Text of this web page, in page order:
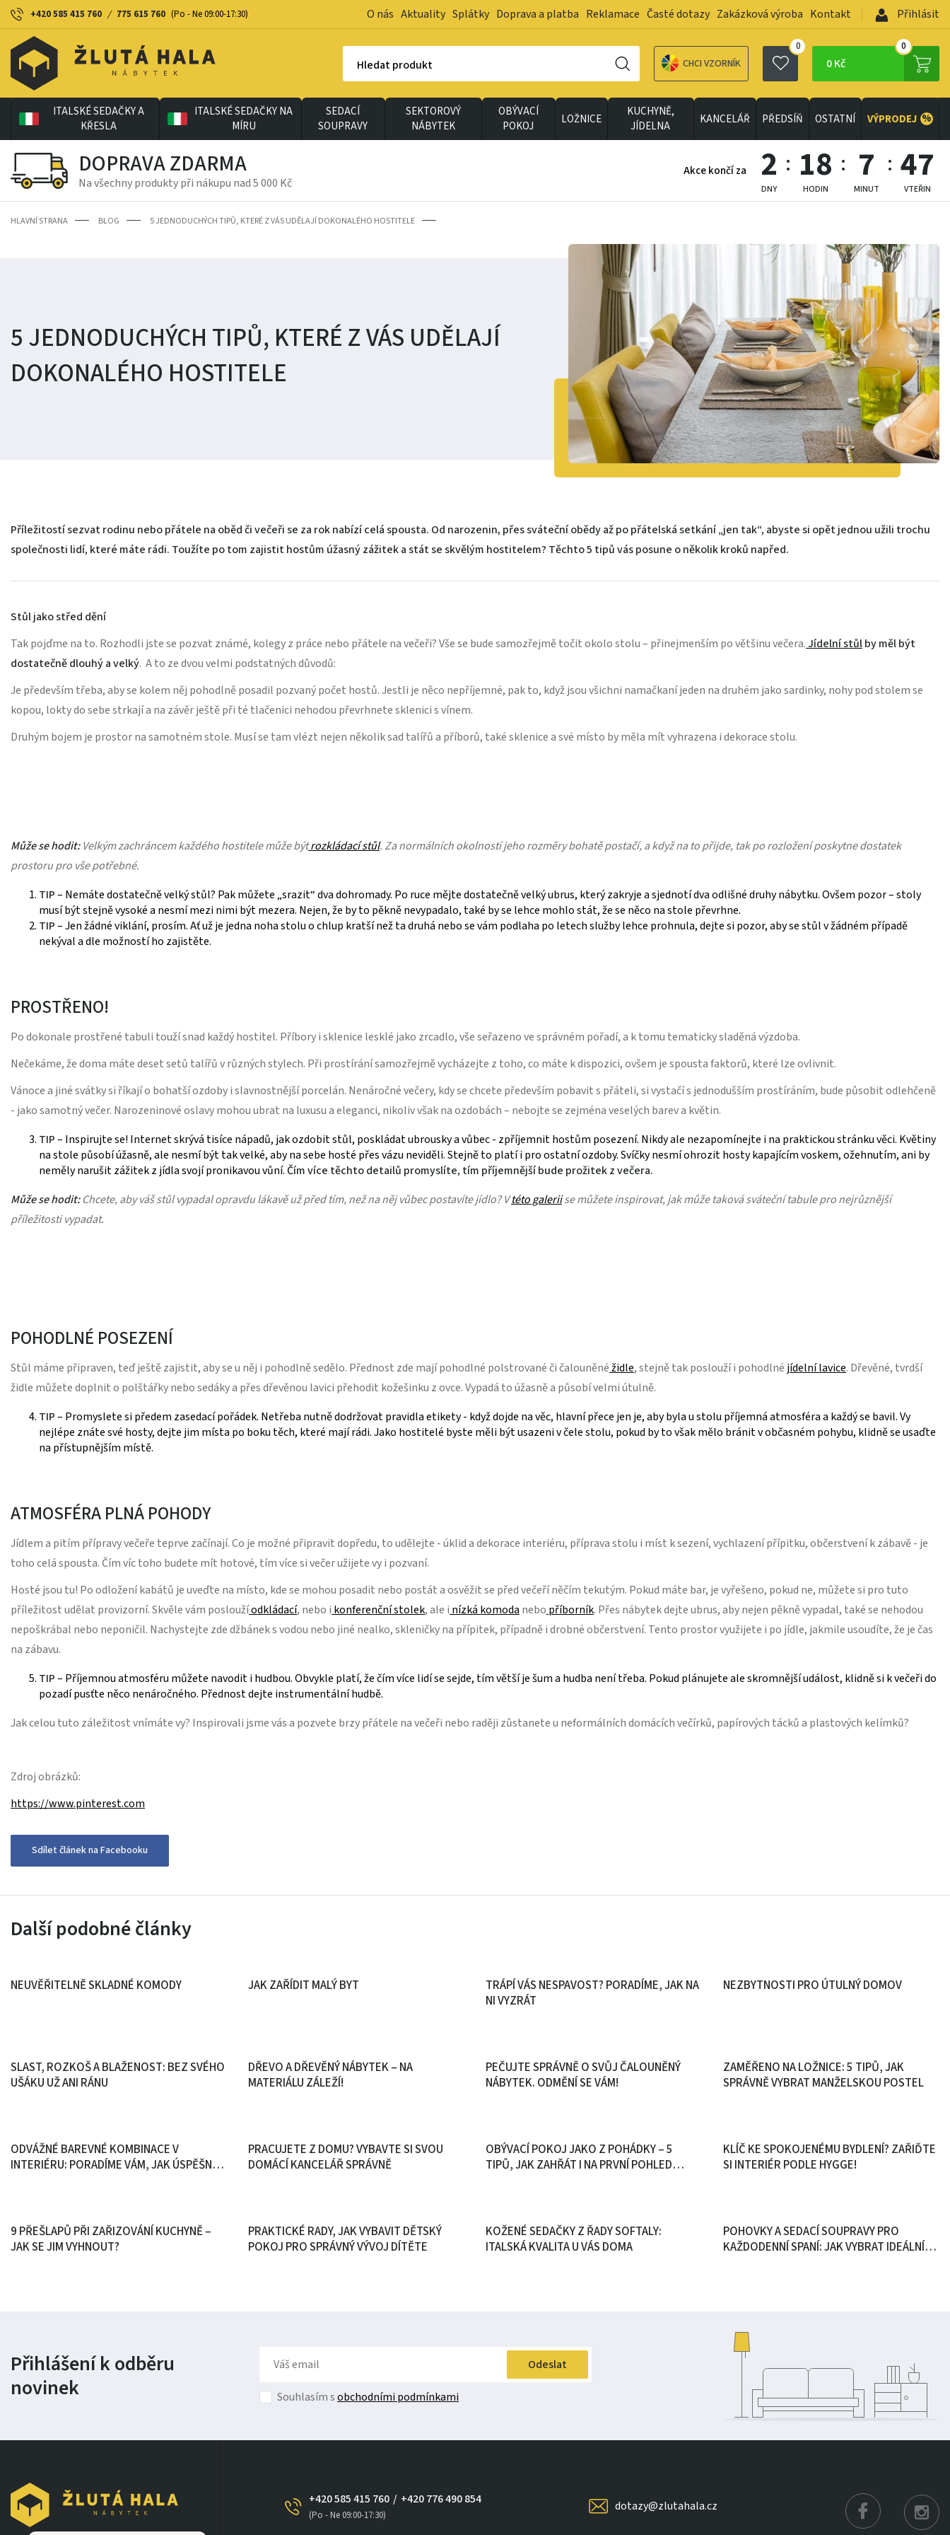
+420 585 415 760 / 775 615 760 (Po - Ne 09:00-17:30) O nás Aktuality Splátky Doprava a platba Reklamace Časté dotazy Zakázková výroba Kontakt Přihlásit
Hledat produkt CHCI VZORNÍK
0
0 Kč
0
ITALSKÉ SEDAČKY A
KŘESLA
ITALSKÉ SEDAČKY NA
MÍRU
SEDACÍ
SOUPRAVY
SEKTOROVÝ
NÁBYTEK
OBÝVACÍ
POKOJ
LOŽNICE
KUCHYNĚ,
JÍDELNA
KANCELÁŘ PŘEDSÍŇ OSTATNÍ VÝPRODEJ %
DOPRAVA ZDARMA
Na všechny produkty při nákupu nad 5 000 Kč
Akce končí za 2
DNY
18
HODIN
7
MINUT
46
VTEŘIN
HLAVNÍ STRANA BLOG 5 JEDNODUCHÝCH TIPŮ, KTERÉ Z VÁS UDĚLAJÍ DOKONALÉHO HOSTITELE
5 JEDNODUCHÝCH TIPŮ, KTERÉ Z VÁS UDĚLAJÍ
DOKONALÉHO HOSTITELE
Příležitostí sezvat rodinu nebo přátele na oběd či večeři se za rok nabízí celá spousta. Od narozenin, přes sváteční obědy až po přátelská setkání „jen tak“, abyste si opět jednou užili trochu
společnosti lidí, které máte rádi. Toužíte po tom zajistit hostům úžasný zážitek a stát se skvělým hostitelem? Těchto 5 tipů vás posune o několik kroků napřed.
Stůl jako střed dění
Tak pojďme na to. Rozhodli jste se pozvat známé, kolegy z práce nebo přátele na večeři? Vše se bude samozřejmě točit okolo stolu – přinejmenším po většinu večera.Jídelní stůlby měl být
dostatečně dlouhý a velký. A to ze dvou velmi podstatných důvodů:
Je především třeba, aby se kolem něj pohodlně posadil pozvaný počet hostů. Jestli je něco nepříjemné, pak to, když jsou všichni namačkaní jeden na druhém jako sardinky, nohy pod stolem se
kopou, lokty do sebe strkají a na závěr ještě při té tlačenici nehodou převrhnete sklenici s vínem.
Druhým bojem je prostor na samotném stole. Musí se tam vlézt nejen několik sad talířů a příborů, také sklenice a své místo by měla mít vyhrazena i dekorace stolu.
Může se hodit:Velkým zachráncem každého hostitele může býtrozkládací stůl. Za normálních okolností jeho rozměry bohatě postačí, a když na to přijde, tak po rozložení poskytne dostatek
prostoru pro vše potřebné.
TIP– Nemáte dostatečně velký stůl? Pak můžete „srazit“ dva dohromady. Po ruce mějte dostatečně velký ubrus, který zakryje a sjednotí dva odlišné druhy nábytku. Ovšem pozor – stoly
musí být stejně vysoké a nesmí mezi nimi být mezera. Nejen, že by to pěkně nevypadalo, také by se lehce mohlo stát, že se něco na stole převrhne.
TIP– Jen žádné viklání, prosím. Ať už je jedna noha stolu o chlup kratší než ta druhá nebo se vám podlaha po letech služby lehce prohnula, dejte si pozor, aby se stůl v žádném případě
nekýval a dle možností ho zajistěte.
PROSTŘENO!
Po dokonale prostřené tabuli touží snad každý hostitel. Příbory i sklenice lesklé jako zrcadlo, vše seřazeno ve správném pořadí, a k tomu tematicky sladěná výzdoba.
Nečekáme, že doma máte deset setů talířů v různých stylech. Při prostírání samozřejmě vycházejte z toho, co máte k dispozici, ovšem je spousta faktorů, které lze ovlivnit.
Vánoce a jiné svátky si říkají o bohatší ozdoby i slavnostnější porcelán. Nenáročné večery, kdy se chcete především pobavit s přáteli, si vystačí s jednodušším prostíráním, bude působit odlehčeně
- jako samotný večer. Narozeninové oslavy mohou ubrat na luxusu a eleganci, nikoliv však na ozdobách – nebojte se zejména veselých barev a květin.
TIP– Inspirujte se! Internet skrývá tisíce nápadů, jak ozdobit stůl, poskládat ubrousky a vůbec - zpříjemnit hostům posezení. Nikdy ale nezapomínejte i na praktickou stránku věci. Květiny
na stole působí úžasně, ale nesmí být tak velké, aby na sebe hosté přes vázu neviděli. Stejně to platí i pro ostatní ozdoby. Svíčky nesmí ohrozit hosty kapajícím voskem, ožehnutím, ani by
neměly narušit zážitek z jídla svojí pronikavou vůní.Čím více těchto detailů promyslíte, tím příjemnější bude prožitek z večera.
Může se hodit:Chcete, aby váš stůl vypadal opravdu lákavě už před tím, než na něj vůbec postavíte jídlo? Vtéto galeriise můžete inspirovat, jak může taková sváteční tabule pro nejrůznější
příležitosti vypadat.
POHODLNÉ POSEZENÍ
Stůl máme připraven, teď ještě zajistit, aby se u něj i pohodlně sedělo. Přednost zde mají pohodlné polstrované či čalouněnéžidle, stejně tak poslouží i pohodlné jídelní lavice. Dřevěné, tvrdší
židle můžete doplnit o polštářky nebo sedáky a přes dřevěnou lavici přehodit kožešinku z ovce. Vypadá to úžasně a působí velmi útulně.
TIP– Promyslete si předem zasedací pořádek. Netřeba nutně dodržovat pravidla etikety - když dojde na věc, hlavní přece jen je, aby byla u stolu příjemná atmosféra a každý se bavil. Vy
nejlépe znáte své hosty, dejte jim místa po boku těch, které mají rádi. Jako hostitelé byste měli být usazeni v čele stolu, pokud by to však mělo bránit v občasném pohybu, klidně se usaďte
na přístupnějším místě.
ATMOSFÉRA PLNÁ POHODY
Jídlem a pitím přípravy večeře teprve začínají. Co je možné připravit dopředu, to udělejte - úklid a dekorace interiéru, příprava stolu i míst k sezení, vychlazení přípitku, občerstvení k zábavě - je
toho celá spousta. Čím víc toho budete mít hotové, tím více si večer užijete vy i pozvaní.
Hosté jsou tu! Po odložení kabátů je uveďte na místo, kde se mohou posadit nebo postát a osvěžit se před večeří něčím tekutým. Pokud máte bar, je vyřešeno, pokud ne, můžete si pro tuto
příležitost udělat provizorní. Skvěle vám posloužíodkládací, nebo i konferenční stolek, ale i nízká komoda nebo příborník. Přes nábytek dejte ubrus, aby nejen pěkně vypadal, také se nehodou
nepoškrábal nebo neponičil. Nachystejte zde džbánek s vodou nebo jiné nealko, skleničky na přípitek, případně i drobné občerstvení. Tento prostor využijete i po jídle, jakmile usoudíte, že je čas
na zábavu.
TIP– Příjemnou atmosféru můžete navodit i hudbou. Obvykle platí, že čím více lidí se sejde, tím větší je šum a hudba není třeba. Pokud plánujete ale skromnější událost, klidně si k večeři do
pozadí pusťte něco nenáročného. Přednost dejte instrumentální hudbě.
Jak celou tuto záležitost vnímáte vy? Inspirovali jsme vás a pozvete brzy přátele na večeři nebo raději zůstanete u neformálních domácích večírků, papírových tácků a plastových kelímků?
Zdroj obrázků:
https://www.pinterest.com
Sdílet článek na Facebooku
Další podobné články
NEUVĚŘITELNĚ SKLADNÉ KOMODY JAK ZAŘÍDIT MALÝ BYT
TRÁPÍ VÁS NESPAVOST? PORADÍME, JAK NA
NI VYZRÁT
NEZBYTNOSTI PRO ÚTULNÝ DOMOV
SLAST, ROZKOŠ A BLAŽENOST: BEZ SVÉHO
UŠÁKU UŽ ANI RÁNU
DŘEVO A DŘEVĚNÝ NÁBYTEK – NA
MATERIÁLU ZÁLEŽÍ!
PEČUJTE SPRÁVNĚ O SVŮJ ČALOUNĚNÝ
NÁBYTEK. ODMĚNÍ SE VÁM!
ZAMĚŘENO NA LOŽNICE: 5 TIPŮ, JAK
SPRÁVNĚ VYBRAT MANŽELSKOU POSTEL
ODVÁŽNÉ BAREVNÉ KOMBINACE V
INTERIÉRU: PORADÍME VÁM, JAK ÚSPĚŠNĚ
PRACUJETE Z DOMU? VYBAVTE SI SVOU
DOMÁCÍ KANCELÁŘ SPRÁVNĚ
OBÝVACÍ POKOJ JAKO Z POHÁDKY – 5
TIPŮ, JAK ZAHŘÁT I NA PRVNÍ POHLED
KLÍČ KE SPOKOJENÉMU BYDLENÍ? ZAŘIĎTE
SI INTERIÉR PODLE HYGGE!
9 PŘEŠLAPŮ PŘI ZAŘIZOVÁNÍ KUCHYNĚ –
JAK SE JIM VYHNOUT?
PRAKTICKÉ RADY, JAK VYBAVIT DĚTSKÝ
POKOJ PRO SPRÁVNÝ VÝVOJ DÍTĚTE
KOŽENÉ SEDAČKY Z ŘADY SOFTALY:
ITALSKÁ KVALITA U VÁS DOMA
POHOVKY A SEDACÍ SOUPRAVY PRO
KAŽDODENNÍ SPANÍ: JAK VYBRAT IDEÁLNÍ
Přihlášení k odběru
novinek
Odeslat
Souhlasím sobchodními podmínkami
+420 585 415 760
(Po - Ne 09:00-17:30)
/ +420 776 490 854 dotazy@zlutahala.cz